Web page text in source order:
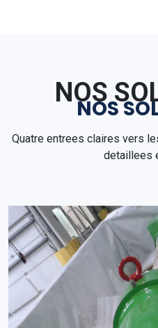
NOS
NOS
Quatre entrees claires vers
detaillees